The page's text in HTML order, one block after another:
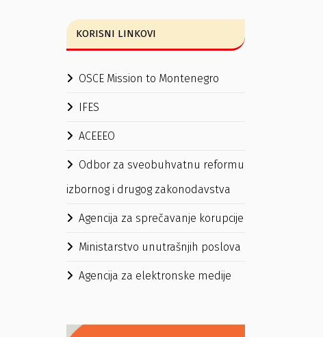
KORISNI LINKOVI
OSCE Mission to Montenegro
IFES
ACEEEO
Odbor za sveobuhvatnu reformu
izbornog i drugog zakonodavstva
Agencija za sprečavanje korupcije
Ministarstvo unutrašnjih poslova
Agencija za elektronske medije